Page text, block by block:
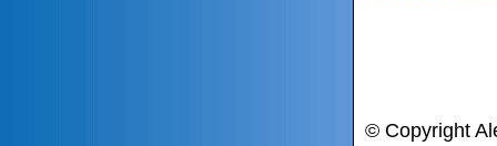
© Copyright